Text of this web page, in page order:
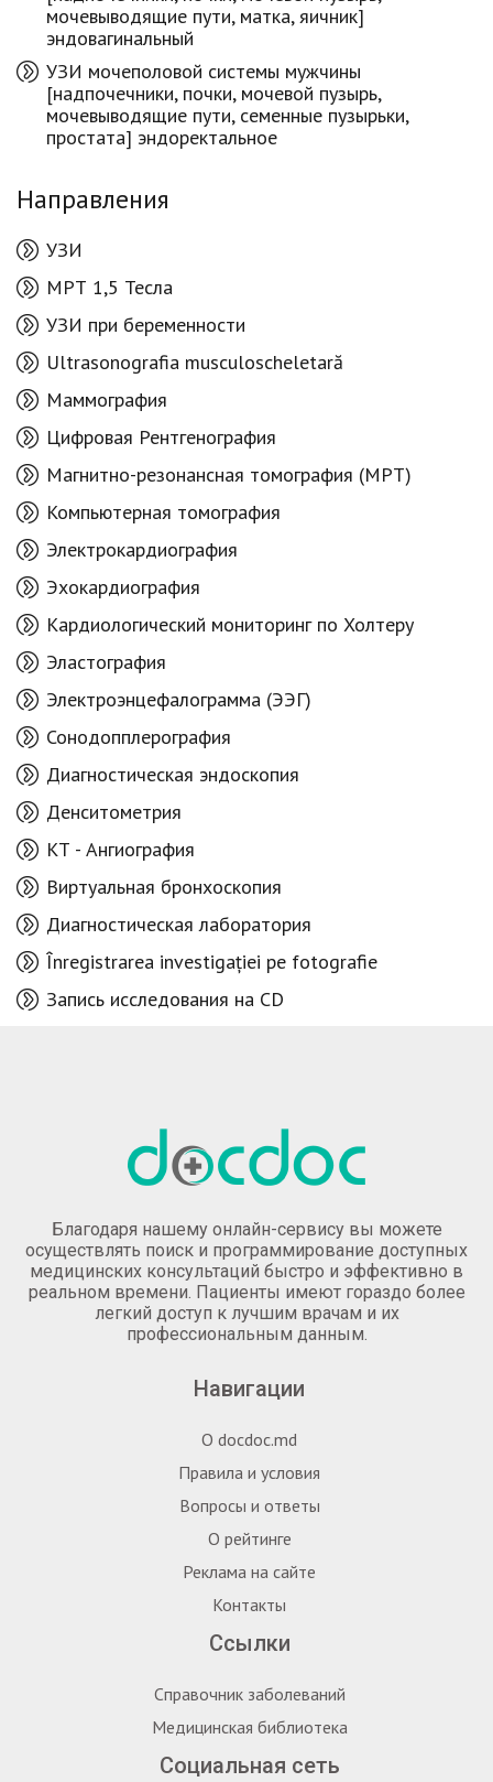
мочевыводящие пути, матка, яичник]
эндовагинальный
УЗИ мочеполовой системы мужчины
[надпочечники, почки, мочевой пузырь,
мочевыводящие пути, семенные пузырьки,
простата] эндоректальное
Направления
УЗИ
МРТ 1,5 Тесла
УЗИ при беременности
Ultrasonografia musculoscheletară
Маммография
Цифровая Рентгенография
Магнитно-резонансная томография (МРТ)
Компьютерная томография
Электрокардиография
Эхокардиография
Кардиологический мониторинг по Холтеру
Эластография
Электроэнцефалограмма (ЭЭГ)
Сонодопплерография
Диагностическая эндоскопия
Денситометрия
КТ - Aнгиография
Виртуальная бронхоскопия
Диагностическая лаборатория
Înregistrarea investigației pe fotografie
Запись исследования на CD
Благодаря нашему онлайн-сервису вы можете
осуществлять поиск и программирование доступных
медицинских консультаций быстро и эффективно в
реальном времени. Пациенты имеют гораздо более
легкий доступ к лучшим врачам и их
профессиональным данным.
Навигации
О docdoc.md
Правила и условия
Вопросы и ответы
О рейтинге
Реклама на сайте
Контакты
Ссылки
Справочник заболеваний
Медицинская библиотека
Социальная сеть